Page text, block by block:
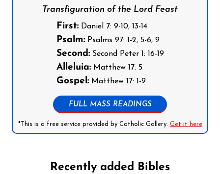
Transfiguration of the Lord Feast
First:Daniel 7: 9-10, 13-14
Psalm:Psalms 97: 1-2, 5-6, 9
Second:Second Peter 1: 16-19
Alleluia:Matthew 17: 5
Gospel:Matthew 17: 1-9
FULL MASS READINGS
*This is a free service provided by Catholic Gallery. Get it here
Recently added Bibles